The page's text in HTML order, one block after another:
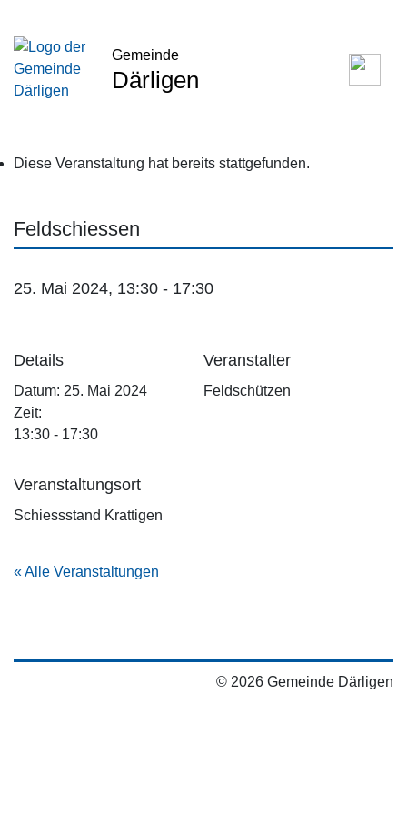
Gemeinde
Därligen
Diese Veranstaltung hat bereits stattgefunden.
Feldschiessen
25. Mai 2024, 13:30 - 17:30
Details
Datum: 25. Mai 2024
Zeit:
13:30 - 17:30
Veranstaltungsort
Schiessstand Krattigen
Veranstalter
Feldschützen
« Alle Veranstaltungen
© 2026 Gemeinde Därligen